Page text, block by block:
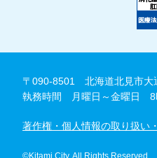
〒090-8501 北海道北見市大
執務時間 月曜日～金曜日 8
著作権・個人情報の取り扱い
©Kitami City. All Rights Reserved.